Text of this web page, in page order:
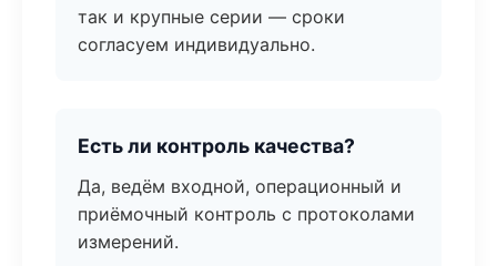
так и крупные серии — сроки
согласуем индивидуально.
Есть ли контроль качества?
Да, ведём входной, операционный и
приёмочный контроль с протоколами
измерений.